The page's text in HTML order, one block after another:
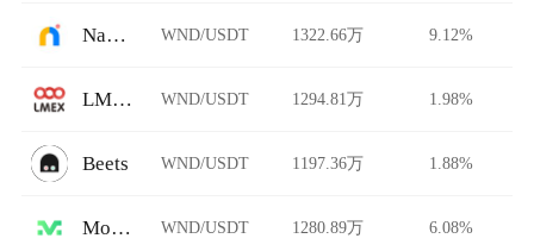
Namebase WND/USDT 1322.66万 9.12%
LMEX WND/USDT 1294.81万 1.98%
Beets WND/USDT 1197.36万 1.88%
Morgan WND/USDT 1280.89万 6.08%